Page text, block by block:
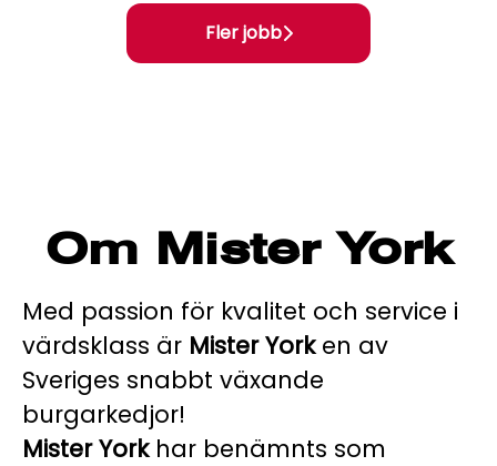
Fler jobb
Om Mister York
Med passion för kvalitet och service i
värdsklass är Mister Yorken av
Sveriges snabbt växande
burgarkedjor!
Mister Yorkhar benämnts som